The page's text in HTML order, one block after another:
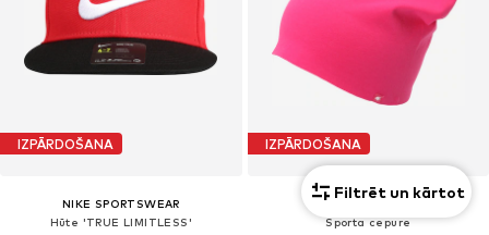
IZPĀRDOŠANA
NIKE SPORTSWEAR
Hūte 'TRUE LIMITLESS'
IZPĀRDOŠANA
Sporta cepure
Filtrēt un kārtot